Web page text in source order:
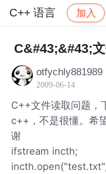
C++ 语言 加入
社区 C++ 语言
C&#43;&#43;
otfychly881989
2009-06-14
C++文件读取问题，
c++，不是很懂。希
谢
ifstream incth;